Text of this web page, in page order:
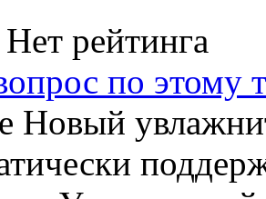
рейтинга
по этому
Новый